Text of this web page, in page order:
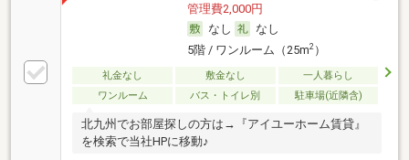
管理費2,000円
なし
なし
5階 / ワンルーム（25m2）
礼金なし 敷金なし
一人暮らし
ワンルーム
バス・トイレ別 駐車場(近隣含)
北九州でお部屋探しの方は→『アイユーホーム賃貸』
を検索で当社HPに移動♪